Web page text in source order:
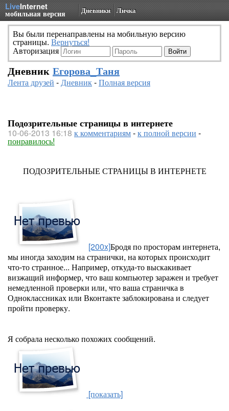
LiveInternet
мобильная версия Дневники Личка
Вы были перенаправлены на мобильную версию
страницы. Вернуться!
Авторизация
Дневник Егорова_Таня
Лента друзей -Дневник-Полная версия
Подозрительные страницы в интернете
10-06-2013 16:18 к комментариям-к полной версии -
понравилось!
ПОДОЗРИТЕЛЬНЫЕ СТРАНИЦЫ В ИНТЕРНЕТЕ
[200x]Бродя по просторам интернета,
мы иногда заходим на странички, на которых происходит
что-то странное... Например, откуда-то выскакивает
визжащий информер, что ваш компьютер заражен и требует
немедленной проверки или, что ваша страничка в
Одноклассниках или Вконтакте заблокирована и следует
пройти проверку.
Я собрала несколько похожих сообщений.
[показать]